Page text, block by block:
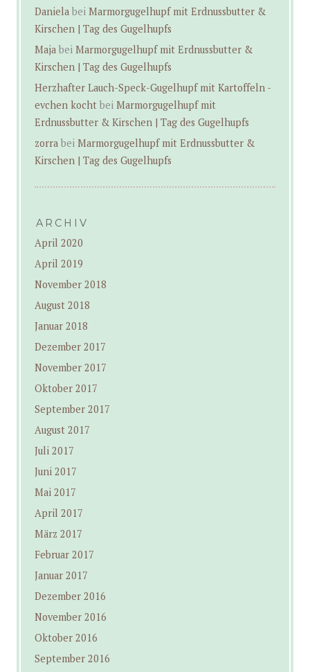
Danielabei Marmorgugelhupf mit Erdnussbutter &
Kirschen | Tag des Gugelhupfs
Majabei Marmorgugelhupf mit Erdnussbutter &
Kirschen | Tag des Gugelhupfs
Herzhafter Lauch-Speck-Gugelhupf mit Kartoffeln -
evchen kochtbei Marmorgugelhupf mit
Erdnussbutter & Kirschen | Tag des Gugelhupfs
zorrabei Marmorgugelhupf mit Erdnussbutter &
Kirschen | Tag des Gugelhupfs
ARCHIV
April 2020
April 2019
November 2018
August 2018
Januar 2018
Dezember 2017
November 2017
Oktober 2017
September 2017
August 2017
Juli 2017
Juni 2017
Mai 2017
April 2017
März 2017
Februar 2017
Januar 2017
Dezember 2016
November 2016
Oktober 2016
September 2016